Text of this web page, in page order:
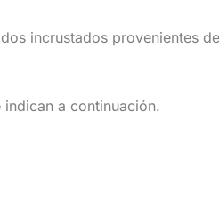
incrustados provenientes
a continuación.